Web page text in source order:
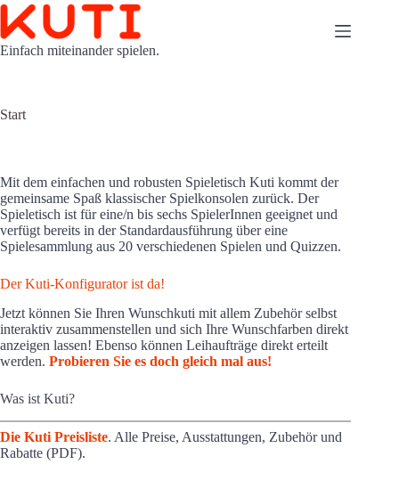
Zum
Inhalt
springen
Einfach miteinander spielen.
Start
Mit dem einfachen und robusten Spieletisch Kuti kommt der
gemeinsame Spaß klassischer Spielkonsolen zurück. Der
Spieletisch ist für eine/n bis sechs SpielerInnen geeignet und
verfügt bereits in der Standardausführung über eine
Spielesammlung aus 20 verschiedenen Spielen und Quizzen.
Der Kuti-Konfigurator ist da!
Jetzt können Sie Ihren Wunschkuti mit allem Zubehör selbst
interaktiv zusammenstellen und sich Ihre Wunschfarben direkt
anzeigen lassen! Ebenso können Leihaufträge direkt erteilt
werden. Probieren Sie es doch gleich mal aus!
Was ist Kuti?
Die Kuti Preisliste. Alle Preise, Ausstattungen, Zubehör und
Rabatte (PDF).